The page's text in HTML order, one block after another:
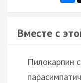
Вместе с
Пилокарпин